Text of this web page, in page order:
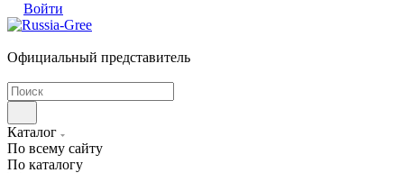
Войти
Официальный представитель
Каталог
По всему сайту
По каталогу